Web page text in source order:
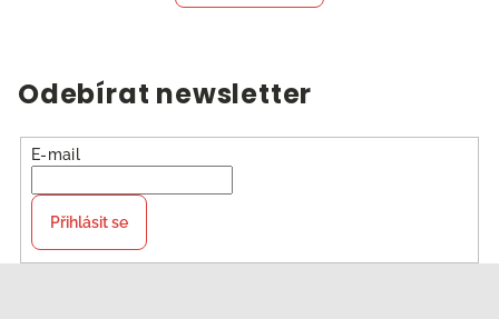
Odebírat newsletter
E-mail
Přihlásit se